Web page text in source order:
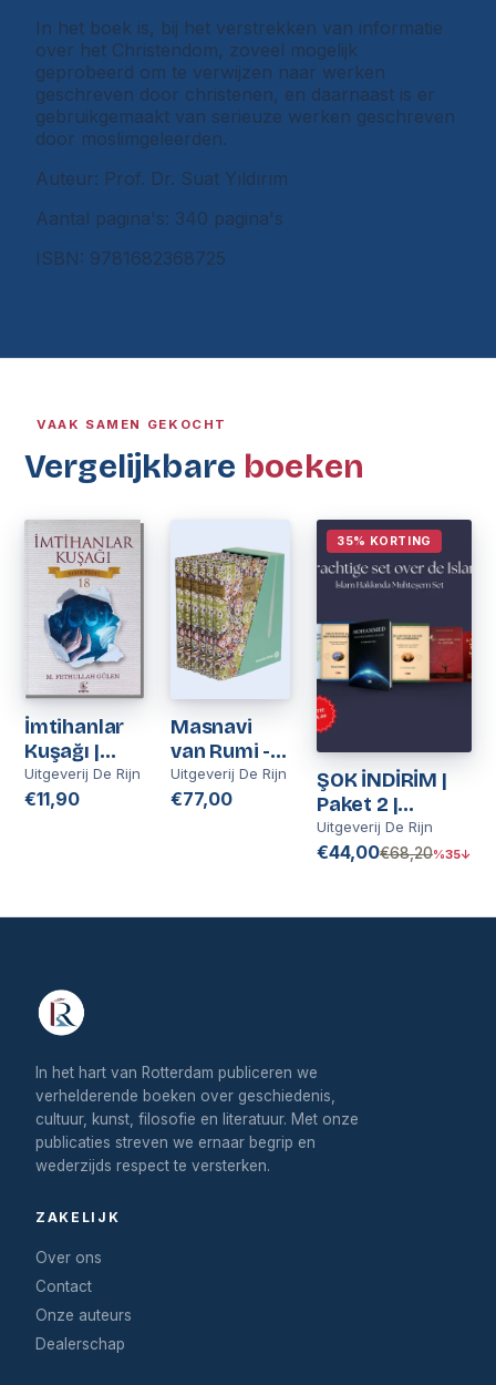
In het boek is, bij het verstrekken van informatie
over het Christendom, zoveel mogelijk
geprobeerd om te verwijzen naar werken
geschreven door christenen, en daarnaast is er
gebruikgemaakt van serieuze werken geschreven
door moslimgeleerden.
Auteur: Prof. Dr. Suat Yıldırım
Aantal pagina's: 340 pagina's
ISBN: 9781682368725
VAAK SAMEN GEKOCHT
Vergelijkbare boeken
İmtihanlar
Kuşağı |
Kırık Testi 18
| M
Uitgeverij De Rijn
€11,90
Masnavi
van Rumi -
Nederlands
Uitgeverij De Rijn
€77,00
35% KORTING
ŞOK İNDİRİM |
Paket 2 |
Nederlands
Uitgeverij De Rijn
€44,00€68,20%35↓
In het hart van Rotterdam publiceren we
verhelderende boeken over geschiedenis,
cultuur, kunst, filosofie en literatuur. Met onze
publicaties streven we ernaar begrip en
wederzijds respect te versterken.
ZAKELIJK
Over ons
Contact
Onze auteurs
Dealerschap